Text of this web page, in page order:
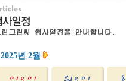
2025년 2월